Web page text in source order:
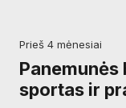
prieš 4 mėnesiai
sportas ir